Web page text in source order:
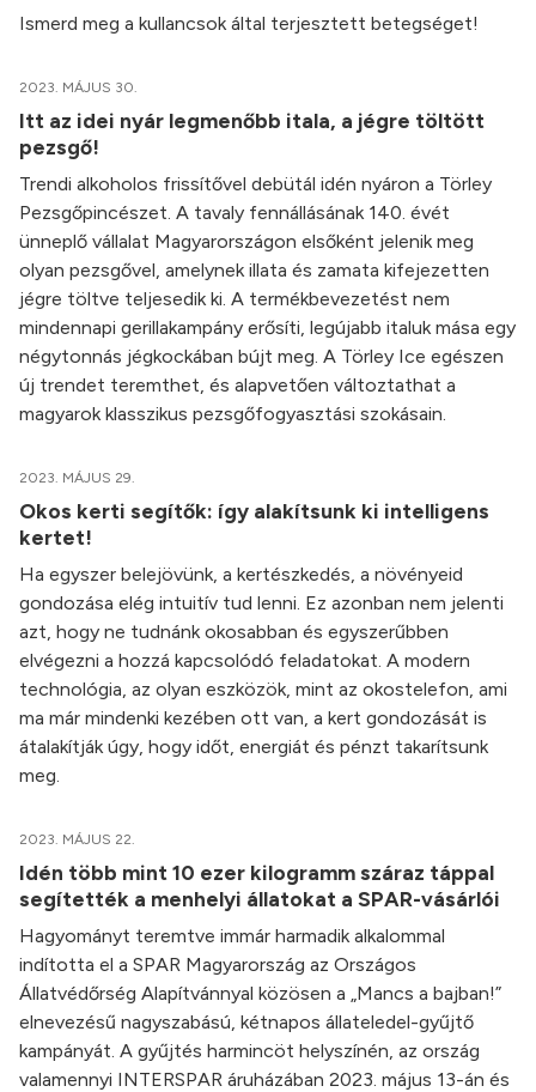
Ismerd meg a kullancsok által terjesztett betegséget!
2023. MÁJUS 30.
Itt az idei nyár legmenőbb itala, a jégre töltött
pezsgő!
Trendi alkoholos frissítővel debütál idén nyáron a Törley
Pezsgőpincészet. A tavaly fennállásának 140. évét
ünneplő vállalat Magyarországon elsőként jelenik meg
olyan pezsgővel, amelynek illata és zamata kifejezetten
jégre töltve teljesedik ki. A termékbevezetést nem
mindennapi gerillakampány erősíti, legújabb italuk mása egy
négytonnás jégkockában bújt meg. A Törley Ice egészen
új trendet teremthet, és alapvetően változtathat a
magyarok klasszikus pezsgőfogyasztási szokásain.
2023. MÁJUS 29.
Okos kerti segítők: így alakítsunk ki intelligens
kertet!
Ha egyszer belejövünk, a kertészkedés, a növényeid
gondozása elég intuitív tud lenni. Ez azonban nem jelenti
azt, hogy ne tudnánk okosabban és egyszerűbben
elvégezni a hozzá kapcsolódó feladatokat. A modern
technológia, az olyan eszközök, mint az okostelefon, ami
ma már mindenki kezében ott van, a kert gondozását is
átalakítják úgy, hogy időt, energiát és pénzt takarítsunk
meg.
2023. MÁJUS 22.
Idén több mint 10 ezer kilogramm száraz táppal
segítették a menhelyi állatokat a SPAR-vásárlói
Hagyományt teremtve immár harmadik alkalommal
indította el a SPAR Magyarország az Országos
Állatvédőrség Alapítvánnyal közösen a „Mancs a bajban!”
elnevezésű nagyszabású, kétnapos állateledel-gyűjtő
kampányát. A gyűjtés harmincöt helyszínén, az ország
valamennyi INTERSPAR áruházában 2023. május 13-án és